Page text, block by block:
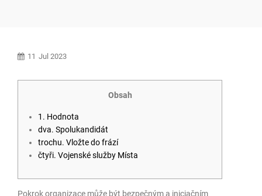
11 Jul 2023
Obsah
1. Hodnota
dva. Spolukandidát
trochu. Vložte do frází
čtyři. Vojenské služby Místa
Pokrok organizace může být bezpečným a iniciačním